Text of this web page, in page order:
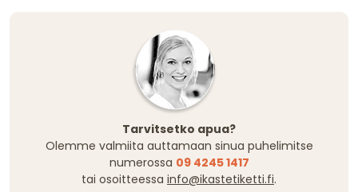
Tarvitsetko apua?
Olemme valmiita auttamaan sinua puhelimitse
numerossa 09 4245 1417
tai osoitteessa info@ikastetiketti.fi.